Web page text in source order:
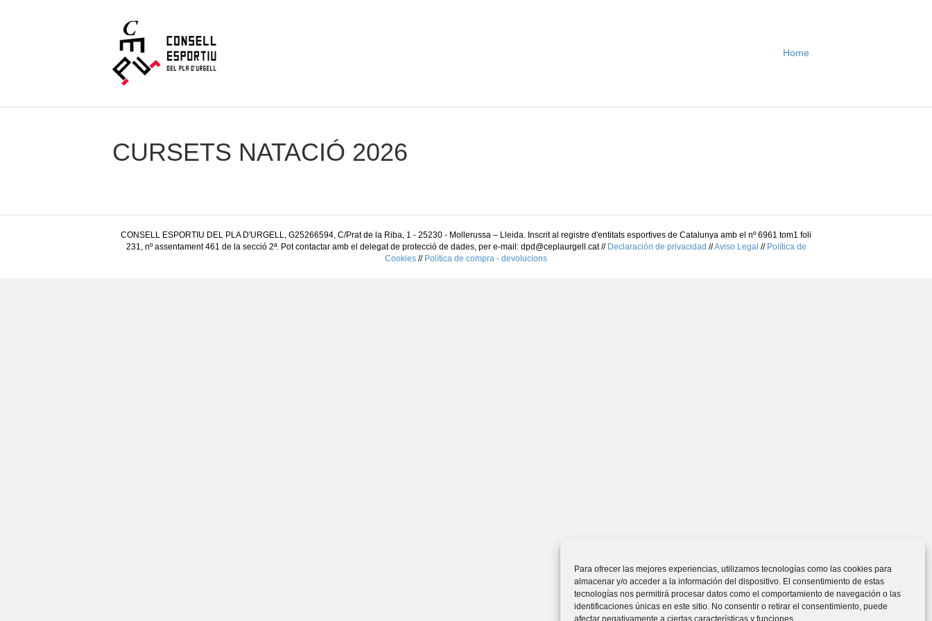
Para ofrecer las mejores experiencias, utilizamos tecnologías como las cookies para
almacenar y/o acceder a la información del dispositivo. El consentimiento de estas
tecnologías nos permitirá procesar datos como el comportamiento de navegación o las
identificaciones únicas en este sitio. No consentir o retirar el consentimiento, puede
afectar negativamente a ciertas características y funciones.
Home
CURSETS NATACIÓ 2026
CONSELL ESPORTIU DEL PLA D'URGELL, G25266594, C/Prat de la Riba, 1 - 25230 - Mollerussa – Lleida. Inscrit al registre d'entitats esportives de Catalunya amb el nº 6961 tom1 foli
231, nº assentament 461 de la secció 2ª. Pot contactar amb el delegat de protecció de dades, per e-mail: dpd@ceplaurgell.cat // Declaración de privacidad //Aviso Legal // Política de
Cookies // Política de compra - devolucions